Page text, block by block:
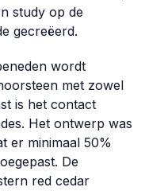
study op de
gecreëerd.
wordt
met zowel
is het contact
Het ontwerp was
er minimaal 50%
De
red cedar